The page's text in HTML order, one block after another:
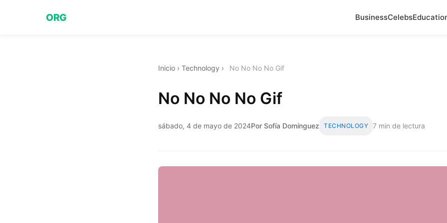
ORG BusinessCelebs
Inicio › Technology › No No No No Gif
No No No No Gif
sábado, 4 de mayo de 2024Por Sofía Domínguez TECHNOLOGY 7 min de lectura